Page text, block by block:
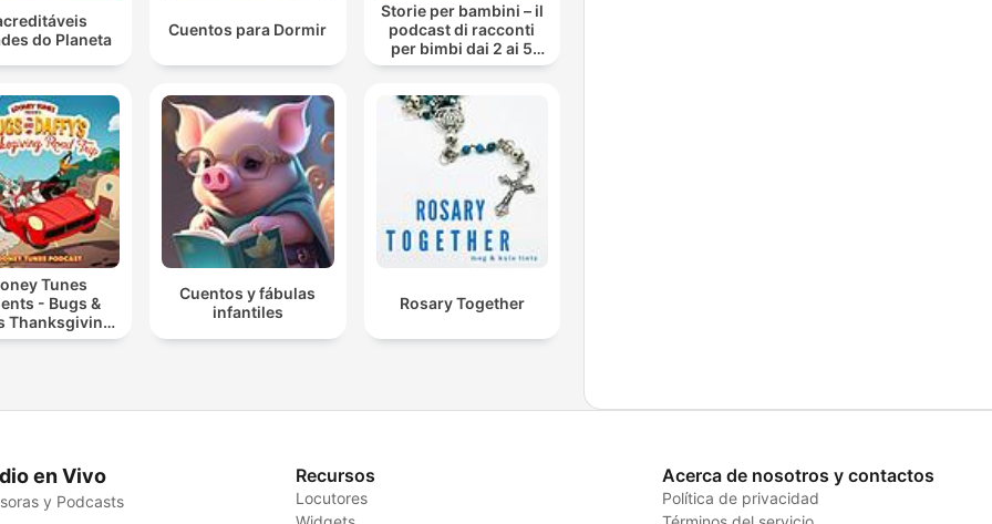
do Planeta
Cuentos para Dormir
Storie per bambini – il
podcast di racconti
per bimbi dai 2 ai 5
anni
Tunes
- Bugs &
Thanksgiving
Trip
Cuentos y fábulas
infantiles
Rosary Together
en Vivo
y Podcasts
Recursos
Locutores
Acerca de nosotros y contactos
Política de privacidad